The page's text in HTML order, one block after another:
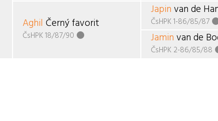
Aghil Černý favorit
ČsHPK 18/87/90
Japin van de
ČsHPK 1-86/85/87
Jamin van de
ČsHPK 2-86/85/88